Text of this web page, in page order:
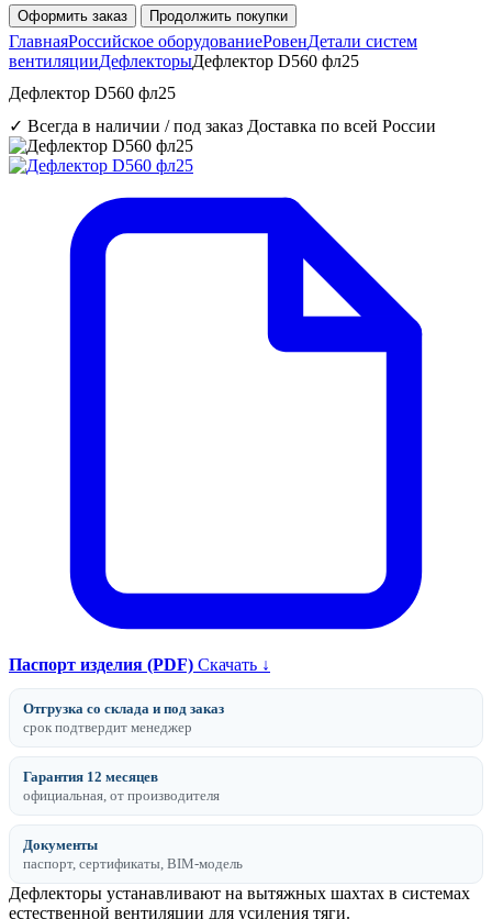
Оформить заказ Продолжить покупки
ГлавнаяРоссийское оборудованиеРовенДетали систем
вентиляцииДефлекторыДефлектор D560 фл25
Дефлектор D560 фл25
✓ Всегда в наличии / под заказ Доставка по всей России
Паспорт изделия (PDF) Скачать ↓
Отгрузка со склада и под заказ
срок подтвердит менеджер
Гарантия 12 месяцев
официальная, от производителя
Документы
паспорт, сертификаты, BIM-модель
Дефлекторы устанавливают на вытяжных шахтах в системах
естественной вентиляции для усиления тяги.